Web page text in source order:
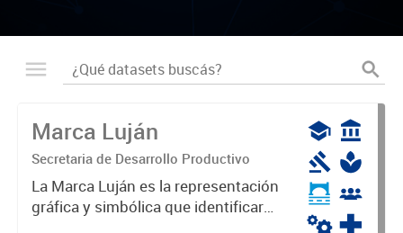
Marca Luján
Secretaria de Desarrollo Productivo
La Marca Luján es la representación
gráfica y simbólica que identificará